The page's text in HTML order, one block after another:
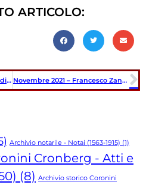
ARTICOLO:
Settembre 2021 – Ventilazione di Floriano Corsig Novembre 2021 – Francesco Zanolla (1820-1900)
Archivio notarile - Notai (1563-1915) (1)
Cronberg - Atti e
(8) Archivio storico Coronini